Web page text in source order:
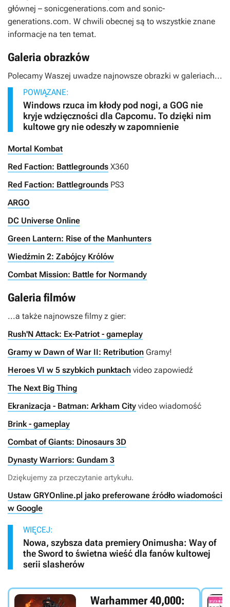
głównej – sonicgenerations.com and sonic-
generations.com. W chwili obecnej są to wszystkie znane
informacje na ten temat.
Galeria obrazków
Polecamy Waszej uwadze najnowsze obrazki w galeriach...
POWIĄZANE:
Windows rzuca im kłody pod nogi, a GOG nie
kryje wdzięczności dla Capcomu. To dzięki nim
kultowe gry nie odeszły w zapomnienie
Mortal Kombat
Red Faction: Battlegrounds X360
Red Faction: Battlegrounds PS3
ARGO
DC Universe Online
Green Lantern: Rise of the Manhunters
Wiedźmin 2: Zabójcy Królów
Combat Mission: Battle for Normandy
Galeria filmów
...a także najnowsze filmy z gier:
Rush'N Attack: Ex-Patriot - gameplay
Gramy w Dawn of War II: Retribution Gramy!
Heroes VI w 5 szybkich punktach video zapowiedź
The Next Big Thing
Ekranizacja - Batman: Arkham City video wiadomość
Brink - gameplay
Combat of Giants: Dinosaurs 3D
Dynasty Warriors: Gundam 3
Dziękujemy za przeczytanie artykułu.
Ustaw GRYOnline.pl jako preferowane źródło wiadomości
w Google
WIĘCEJ:
Nowa, szybsza data premiery Onimusha: Way of
the Sword to świetna wieść dla fanów kultowej
serii slasherów
Warhammer 40,000: